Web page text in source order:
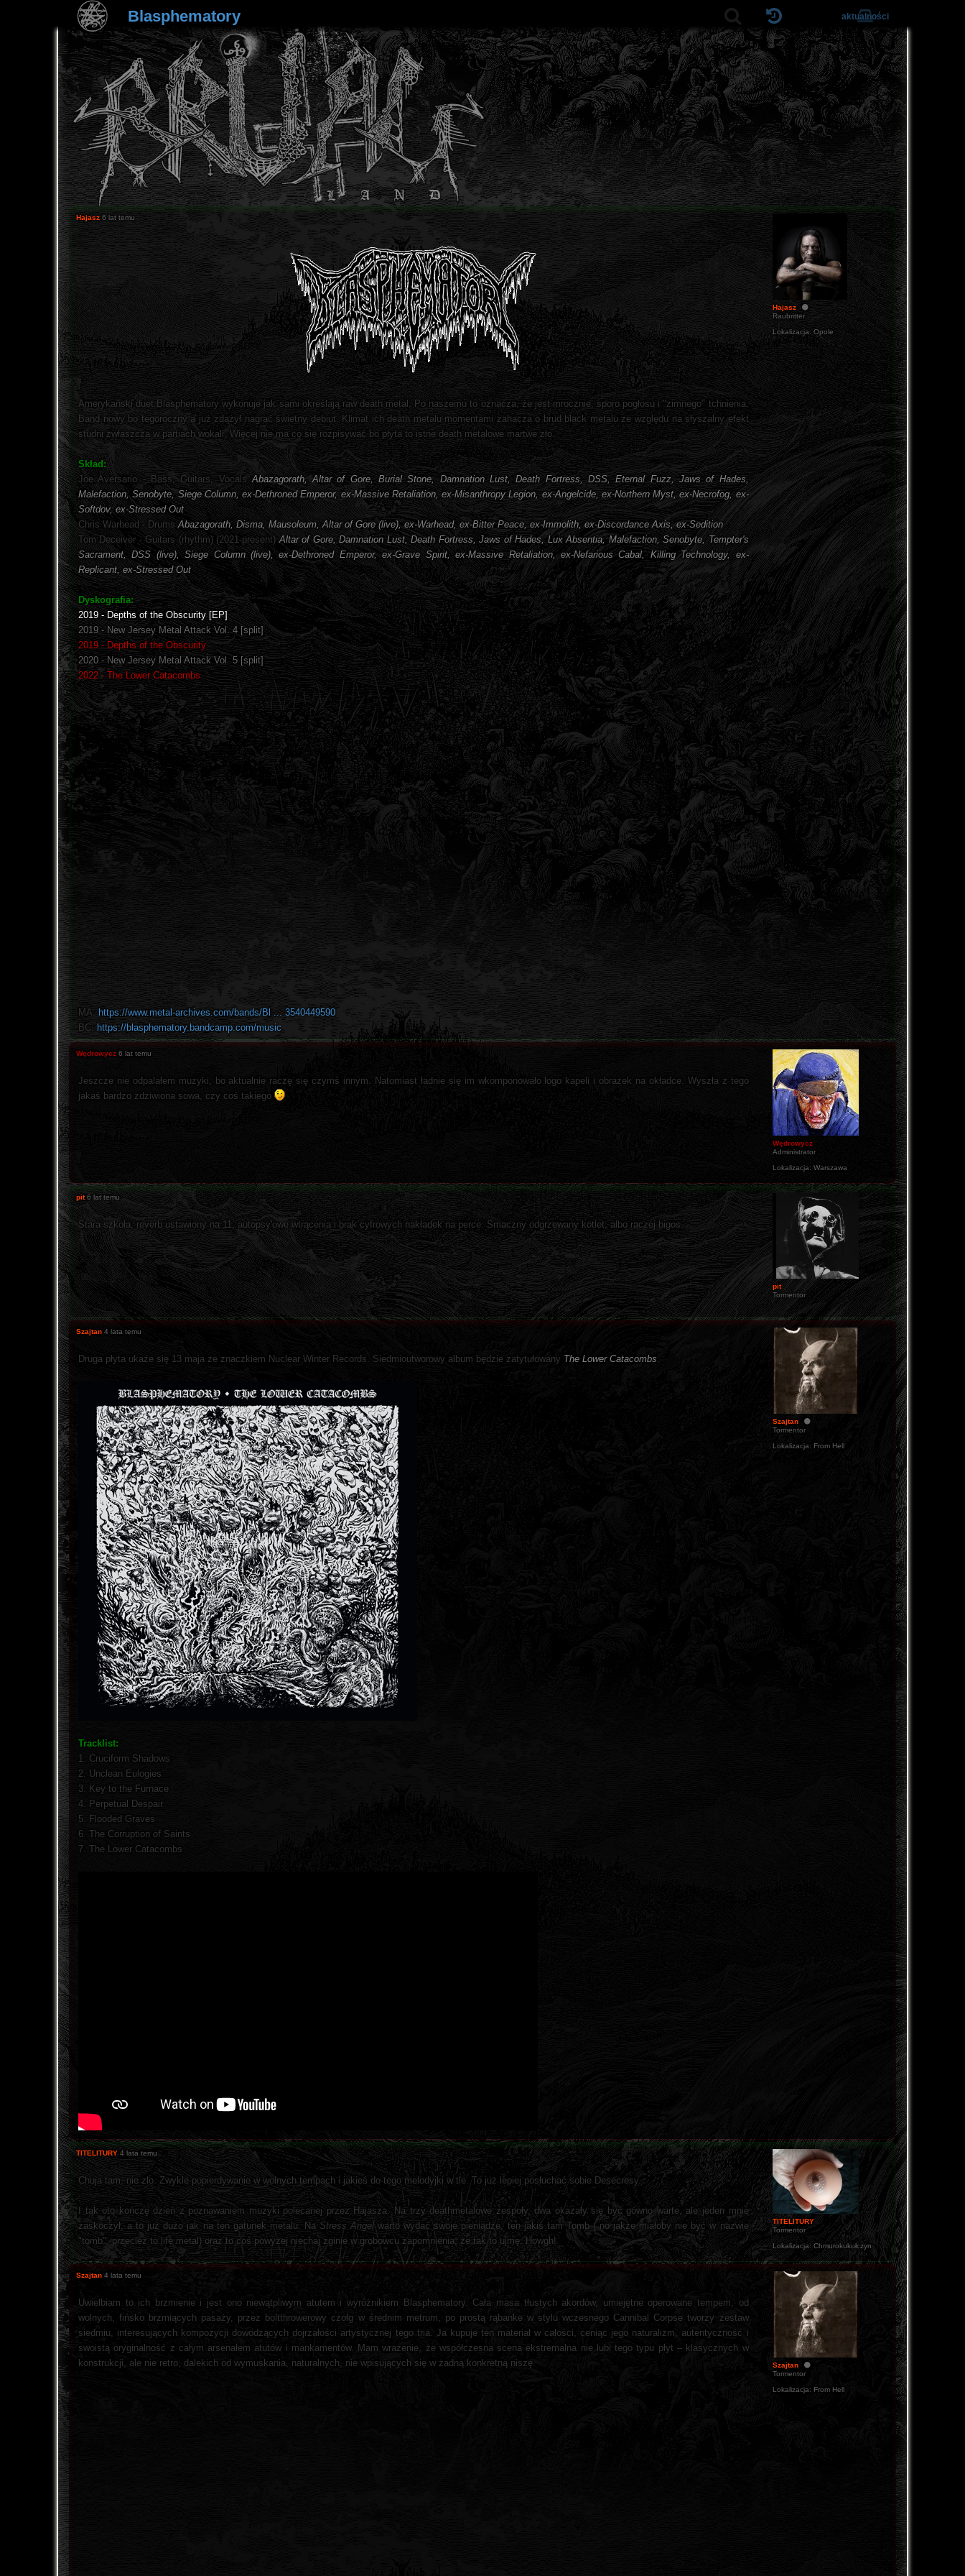
Blasphematory aktualności
Hajasz
Raubritter
Lokalizacja: Opole
Hajasz 6 lat temu
Amerykański duet Blasphematory wykonuje jak sami określają raw death metal. Po naszemu to oznacza, że jest mrocznie, sporo pogłosu i "zimnego" tchnienia.
Band nowy bo tegoroczny a już zdążył nagrać świetny debiut. Klimat ich death metalu momentami zahacza o brud black metalu ze względu na słyszalny efekt
studni zwłaszcza w partiach wokali. Więcej nie ma co się rozpisywać bo płyta to istne death metalowe martwe zło.
Skład:
Joe Aversario - Bass, Guitars, VocalsAbazagorath, Altar of Gore, Burial Stone, Damnation Lust, Death Fortress, DSS, Eternal Fuzz, Jaws of Hades,
Malefaction, Senobyte, Siege Column, ex-Dethroned Emperor, ex-Massive Retaliation, ex-Misanthropy Legion, ex-Angelcide, ex-Northern Myst, ex-Necrofog, ex-
Softdov, ex-Stressed Out
Chris Warhead - DrumsAbazagorath, Disma, Mausoleum, Altar of Gore (live), ex-Warhead, ex-Bitter Peace, ex-Immolith, ex-Discordance Axis, ex-Sedition
Tom Deceiver - Guitars (rhythm) (2021-present)Altar of Gore, Damnation Lust, Death Fortress, Jaws of Hades, Lux Absentia, Malefaction, Senobyte, Tempter's
Sacrament, DSS (live), Siege Column (live), ex-Dethroned Emperor, ex-Grave Spirit, ex-Massive Retaliation, ex-Nefarious Cabal, Killing Technology, ex-
Replicant, ex-Stressed Out
Dyskografia:
2019 - Depths of the Obscurity [EP]
2019 - New Jersey Metal Attack Vol. 4 [split]
2019 - Depths of the Obscurity
2020 - New Jersey Metal Attack Vol. 5 [split]
2022 - The Lower Catacombs
MA: https://www.metal-archives.com/bands/Bl ... 3540449590
BC: https://blasphematory.bandcamp.com/music
Wędrowycz
Administrator
Lokalizacja: Warszawa
Wędrowycz 6 lat temu
Jeszcze nie odpalałem muzyki, bo aktualnie raczę się czymś innym. Natomiast ładnie się im wkomponowało logo kapeli i obrazek na okładce. Wyszła z tego
jakaś bardzo zdziwiona sowa, czy coś takiego
pit
Tormentor
pit 6 lat temu
Stara szkoła, reverb ustawiony na 11, autopsy'owe wtrącenia i brak cyfrowych nakładek na perce. Smaczny odgrzewany kotlet, albo raczej bigos.
Szajtan
Tormentor
Lokalizacja: From Hell
Szajtan 4 lata temu
Druga płyta ukaże się 13 maja ze znaczkiem Nuclear Winter Records. Siedmioutworowy album będzie zatytułowany The Lower Catacombs.
Tracklist:
1. Cruciform Shadows
2. Unclean Eulogies
3. Key to the Furnace
4. Perpetual Despair
5. Flooded Graves
6. The Corruption of Saints
7. The Lower Catacombs
TITELITURY
Tormentor
Lokalizacja: Chmurokukułczyn
TITELITURY 4 lata temu
Chuja tam, nie zlo. Zwykle popierdywanie w wolnych tempach i jakieś do tego melodyjki w tle. To już lepiej posłuchać sobie Desecresy.
I tak oto kończę dzień z poznawaniem muzyki polecanej przez Hajasza. Na trzy deathmetalowe zespoły, dwa okazały się być gówno warte, ale jeden mnie
zaskoczył, a to już dużo jak na ten gatunek metalu. Na Stress Angelwarto wydać swoje pieniądze, ten jakiś tam Tomb ( no jakże miałoby nie być w nazwie
"tomb", przecież to life metal) oraz to coś powyżej niechaj zginie w grobowcu zapomnienia, że tak to ujmę. Howgh!
Szajtan
Tormentor
Lokalizacja: From Hell
Szajtan 4 lata temu
Uwielbiam to ich brzmienie i jest ono niewątpliwym atutem i wyróżnikiem Blasphematory. Cała masa tłustych akordów, umiejętne operowane tempem, od
wolnych, fińsko brzmiących pasaży, przez boltthrowerowy czołg w średnim metrum, po prostą rąbanke w stylu wczesnego Cannibal Corpse tworzy zestaw
siedmiu, interesujących kompozycji dowodzących dojrzałości artystycznej tego tria. Ja kupuje ten materiał w całości, ceniąc jego naturalizm, autentyczność i
swoistą oryginalność z całym arsenałem atutów i mankamentów. Mam wrażenie, że współczesna scena ekstremalna nie lubi tego typu płyt – klasycznych w
konstrukcji, ale nie retro, dalekich od wymuskania, naturalnych, nie wpisujących się w żadną konkretną niszę.